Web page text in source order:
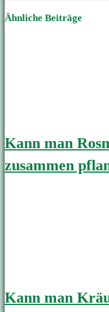
Ähnliche Beiträge
Kann man
zusammen
Kann man